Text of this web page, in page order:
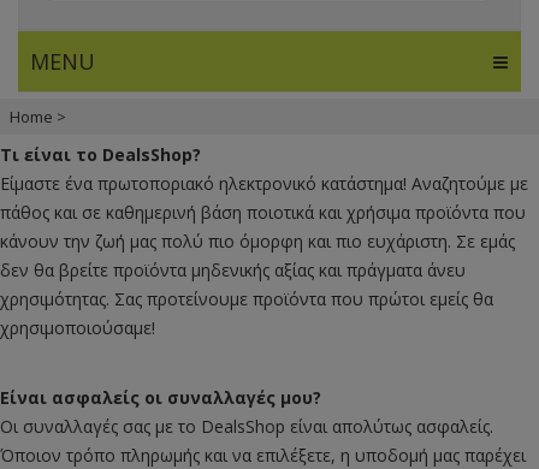
MENU
Home >
Τι είναι το DealsShop?
Είμαστε ένα πρωτοποριακό ηλεκτρονικό κατάστημα! Αναζητούμε με
πάθος και σε καθημερινή βάση ποιοτικά και χρήσιμα προϊόντα που
κάνουν την ζωή μας πολύ πιο όμορφη και πιο ευχάριστη. Σε εμάς
δεν θα βρείτε προϊόντα μηδενικής αξίας και πράγματα άνευ
χρησιμότητας. Σας προτείνουμε προϊόντα που πρώτοι εμείς θα
χρησιμοποιούσαμε!
Είναι ασφαλείς οι συναλλαγές μου?
Οι συναλλαγές σας με το DealsShop είναι απολύτως ασφαλείς.
Όποιον τρόπο πληρωμής και να επιλέξετε, η υποδομή μας παρέχει